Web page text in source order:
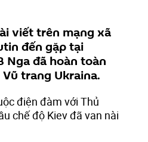
viết trên mạng xã
đến gặp tại
Nga đã hoàn toàn
trang Ukraina.
điện đàm với Thủ
chế độ Kiev đã van nài